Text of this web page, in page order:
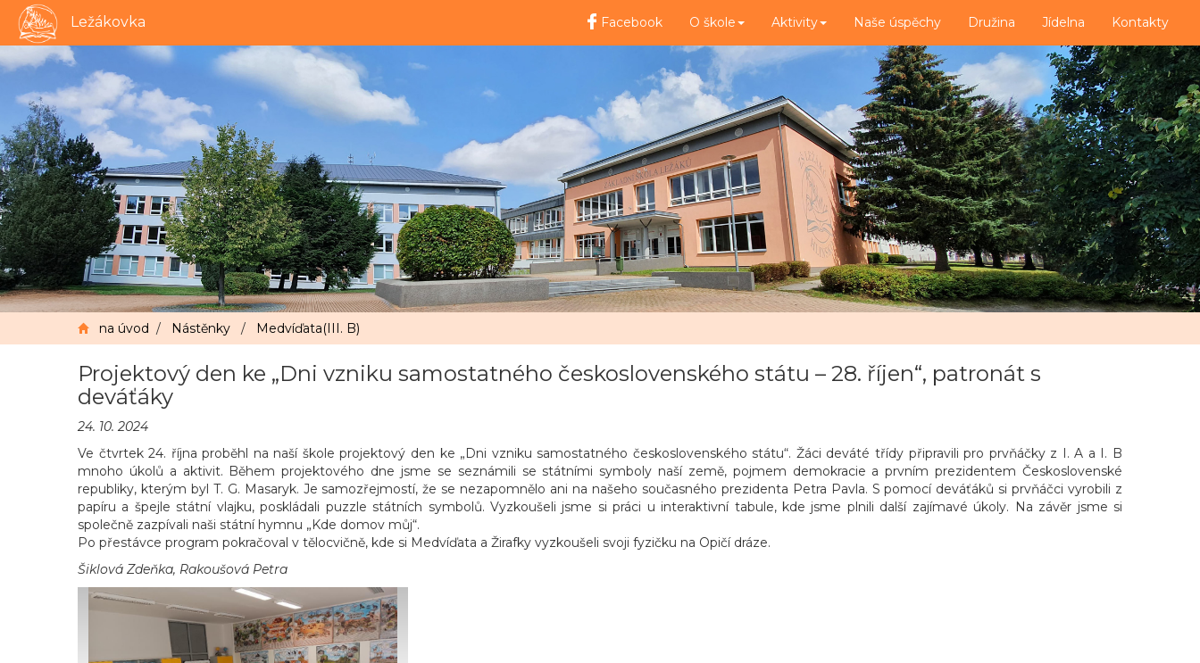
Ležákovka Facebook O škole Aktivity Naše úspěchy Družina Jídelna Kontakty
na úvod / Nástěnky / Medvíďata(III. B)
Projektový den ke „Dni vzniku samostatného československého státu – 28. říjen“, patronát s
deváťáky
24. 10. 2024
Ve čtvrtek 24. října proběhl na naší škole projektový den ke „Dni vzniku samostatného československého státu“. Žáci deváté třídy připravili pro prvňáčky z I. A a I. B
mnoho úkolů a aktivit. Během projektového dne jsme se seznámili se státními symboly naší země, pojmem demokracie a prvním prezidentem Československé
republiky, kterým byl T. G. Masaryk. Je samozřejmostí, že se nezapomnělo ani na našeho současného prezidenta Petra Pavla. S pomocí deváťáků si prvňáčci vyrobili z
papíru a špejle státní vlajku, poskládali puzzle státních symbolů. Vyzkoušeli jsme si práci u interaktivní tabule, kde jsme plnili další zajímavé úkoly. Na závěr jsme si
společně zazpívali naši státní hymnu „Kde domov můj“.
Po přestávce program pokračoval v tělocvičně, kde si Medvíďata a Žirafky vyzkoušeli svoji fyzičku na Opičí dráze.
Šiklová Zdeňka, Rakoušová Petra